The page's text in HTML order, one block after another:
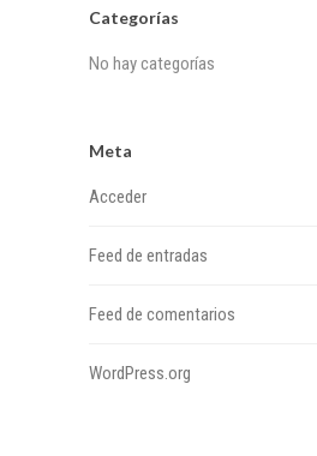
Categorías
No hay categorías
Meta
Acceder
Feed de entradas
Feed de comentarios
WordPress.org